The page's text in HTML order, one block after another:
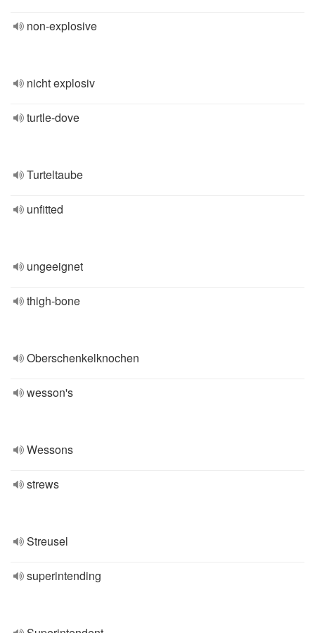
non-explosive
nicht explosiv
turtle-dove
Turteltaube
unfitted
ungeeignet
thigh-bone
Oberschenkelknochen
wesson's
Wessons
strews
Streusel
superintending